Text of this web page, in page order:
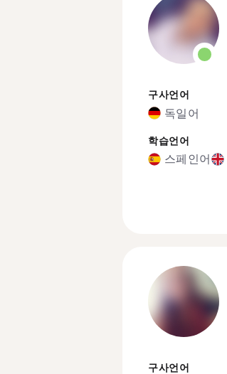
구사언어
독일어
학습언어
스페인어
구사언어